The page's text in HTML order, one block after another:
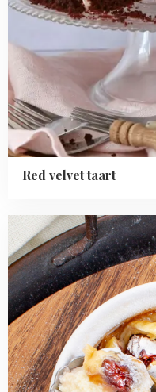
Red velvet taart
Read
more
about
Kersen
clafoutis